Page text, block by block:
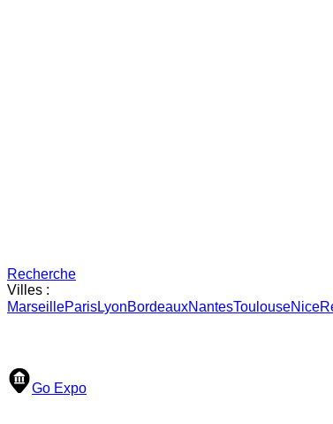
Recherche
Villes :
MarseilleParisLyonBordeauxNantesToulouseNice
Go Expo